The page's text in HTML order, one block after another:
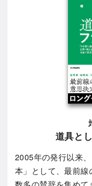
道具と
2005年の発行以来
本」として、最前線